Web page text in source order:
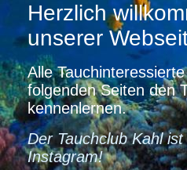
Herzlich
unserer
Alle
folgenden Seiten den
kennenlernen.
Der Tauchclub Kahl
Instagram!